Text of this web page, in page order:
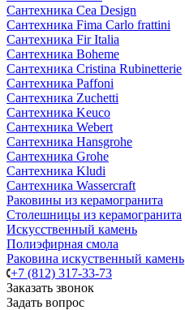
Сантехника Cea Design
Сантехника Fima Carlo frattini
Сантехника Fir Italia
Сантехника Boheme
Сантехника Cristina Rubinetterie
Сантехника Paffoni
Сантехника Zuchetti
Сантехника Keuco
Сантехника Webert
Сантехника Hansgrohe
Сантехника Grohe
Сантехника Kludi
Сантехника Wassercraft
Раковины из керамогранита
Столешницы из керамогранита
Искусственный камень
Полиэфирная смола
Раковина искуственный камень
+7 (812) 317-33-73
Заказать звонок
Задать вопрос